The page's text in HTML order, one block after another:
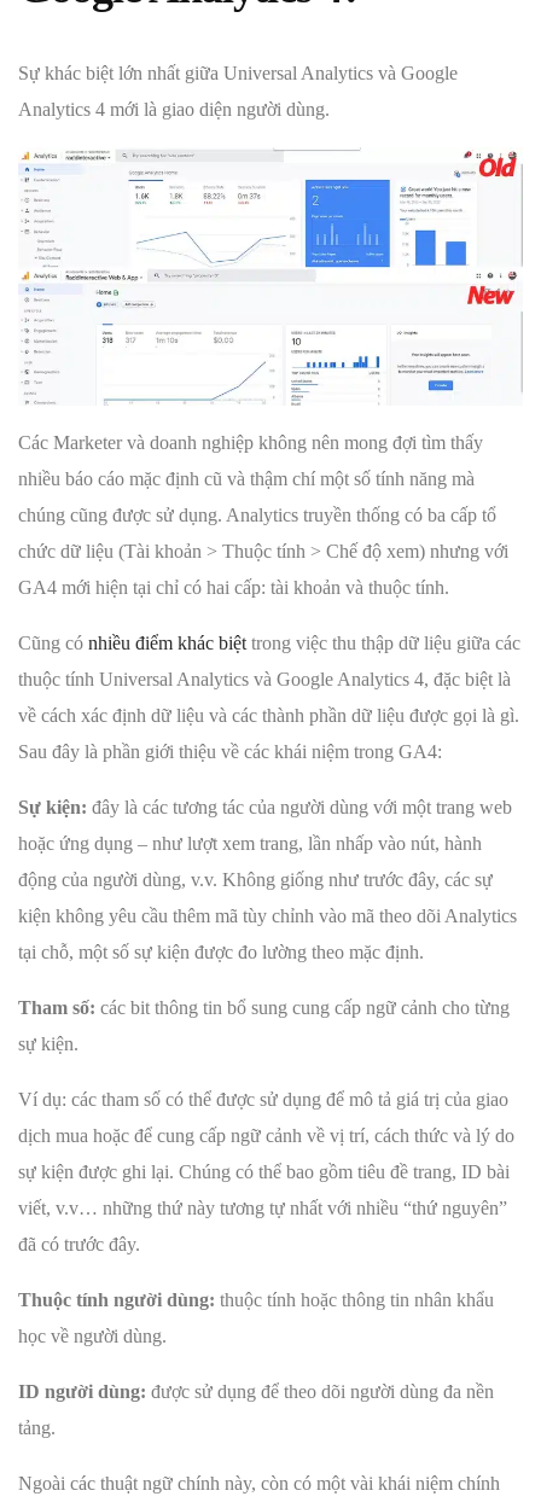
Sự khác biệt lớn nhất giữa Universal Analytics và Google
Analytics 4 mới là giao diện người dùng.
Các Marketer và doanh nghiệp không nên mong đợi tìm thấy
nhiều báo cáo mặc định cũ và thậm chí một số tính năng mà
chúng cũng được sử dụng. Analytics truyền thống có ba cấp tổ
chức dữ liệu (Tài khoản > Thuộc tính > Chế độ xem) nhưng với
GA4 mới hiện tại chỉ có hai cấp: tài khoản và thuộc tính.
Cũng có nhiều điểm khác biệt trong việc thu thập dữ liệu giữa các
thuộc tính Universal Analytics và Google Analytics 4, đặc biệt là
về cách xác định dữ liệu và các thành phần dữ liệu được gọi là gì.
Sau đây là phần giới thiệu về các khái niệm trong GA4:
Sự kiện: đây là các tương tác của người dùng với một trang web
hoặc ứng dụng – như lượt xem trang, lần nhấp vào nút, hành
động của người dùng, v.v. Không giống như trước đây, các sự
kiện không yêu cầu thêm mã tùy chỉnh vào mã theo dõi Analytics
tại chỗ, một số sự kiện được đo lường theo mặc định.
Tham số: các bit thông tin bổ sung cung cấp ngữ cảnh cho từng
sự kiện.
Ví dụ: các tham số có thể được sử dụng để mô tả giá trị của giao
dịch mua hoặc để cung cấp ngữ cảnh về vị trí, cách thức và lý do
sự kiện được ghi lại. Chúng có thể bao gồm tiêu đề trang, ID bài
viết, v.v… những thứ này tương tự nhất với nhiều “thứ nguyên”
đã có trước đây.
Thuộc tính người dùng: thuộc tính hoặc thông tin nhân khẩu
học về người dùng.
ID người dùng: được sử dụng để theo dõi người dùng đa nền
tảng.
Ngoài các thuật ngữ chính này, còn có một vài khái niệm chính